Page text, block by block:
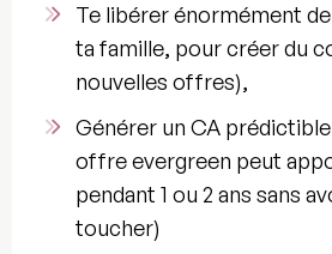
Te libérer énormément
ta famille, pour créer du
nouvelles offres),
Générer un CA prédictible
offre evergreen peut
pendant 1 ou 2 ans sans
toucher)